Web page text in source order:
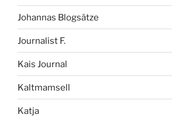
Johannas Blogsätze
Journalist F.
Kais Journal
Kaltmamsell
Katja